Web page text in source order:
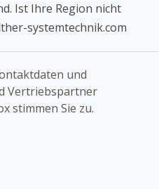
Ist Ihre Region nicht
systemtechnik.com
und
Vertriebspartner
stimmen Sie zu.